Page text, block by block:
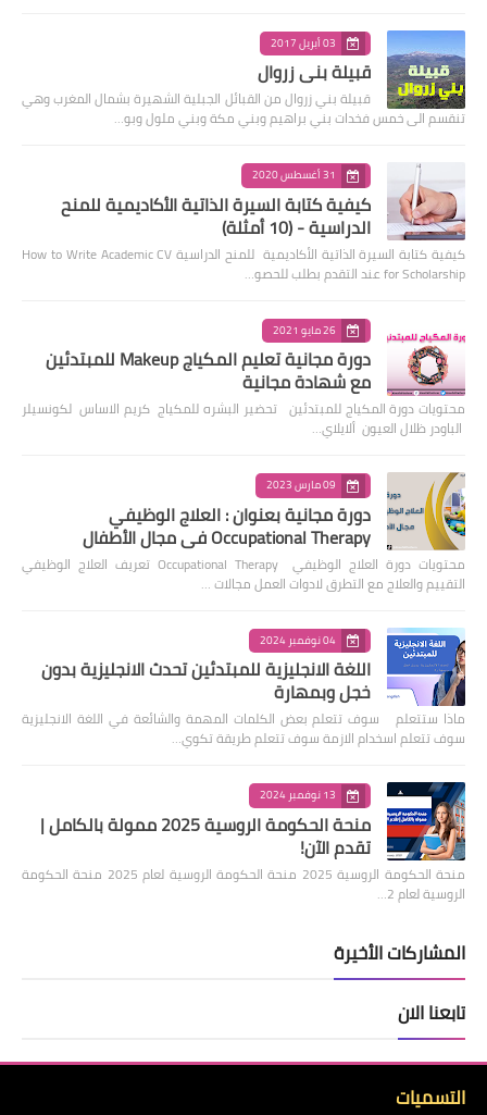
03 أبريل 2017
قبيلة بني زروال
قبيلة بني زروال من القبائل الجبلية الشهيرة بشمال المغرب وهي
تنقسم الى خمس فخدات بني براهيم وبني مكة وبني ملول وبو…
31 أغسطس 2020
كيفية كتابة السيرة الذاتية الأكاديمية للمنح
الدراسية - (10 أمثلة)
كيفية كتابة السيرة الذاتية الأكاديمية للمنح الدراسية How to Write Academic CV
for Scholarship عند التقدم بطلب للحصو…
26 مايو 2021
دورة مجانية تعليم المكياج Makeup للمبتدئين
مع شهادة مجانية
محتويات دورة المكياج للمبتدئين تحضير البشره للمكياج كريم الاساس لكونسيلر
الباودر ظلال العيون ألايلاي…
09 مارس 2023
دورة مجانية بعنوان : العلاج الوظيفي
Occupational Therapy في مجال الأطفال
محتويات دورة العلاج الوظيفي Occupational Therapy تعريف العلاج الوظيفي
التقييم والعلاج مع التطرق لادوات العمل مجالات …
04 نوفمبر 2024
اللغة الانجليزية للمبتدئين تحدث الانجليزية بدون
خجل وبمهارة
ماذا ستتعلم سوف تتعلم بعض الكلمات المهمة والشائعة في اللغة الانجليزية
سوف تتعلم اسخدام الازمة سوف تتعلم طريقة تكوي…
13 نوفمبر 2024
منحة الحكومة الروسية 2025 ممولة بالكامل |
تقدم الآن!
منحة الحكومة الروسية 2025 منحة الحكومة الروسية لعام 2025 منحة الحكومة
الروسية لعام 2…
المشاركات الأخيرة
تابعنا الان
التسميات